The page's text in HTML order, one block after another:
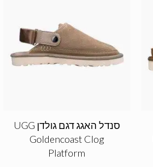
סנדל האגג דגם גולדן UGG
Goldencoast Clog
Platform